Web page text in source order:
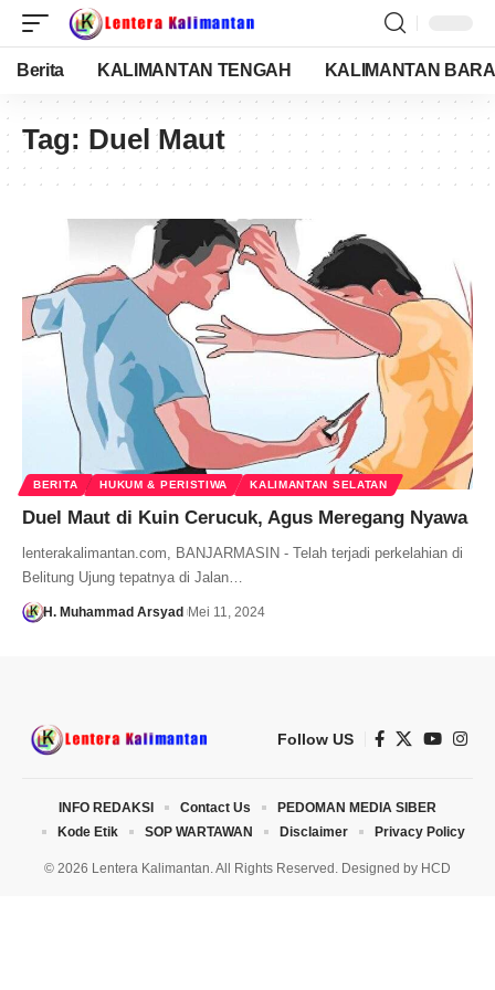
Berita KALIMANTAN TENGAH KALIMANTAN
Tag: Duel Maut
BERITA HUKUM & PERISTIWA KALIMANTAN SELATAN
Duel Maut di Kuin Cerucuk, Agus Meregang Nyawa
lenterakalimantan.com, BANJARMASIN - Telah terjadi perkelahian di
Belitung Ujung tepatnya di Jalan…
H. Muhammad Arsyad Mei 11, 2024
Follow US
© 2026 Lentera Kalimantan. All Rights Reserved. Designed by HCD
INFO REDAKSI Contact Us
PEDOMAN MEDIA SIBER
Kode Etik
SOP WARTAWAN Disclaimer Privacy Policy